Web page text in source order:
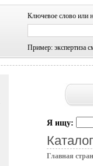
Ключевое слово или
Пример: экспертиза
Я ищу:
Главная